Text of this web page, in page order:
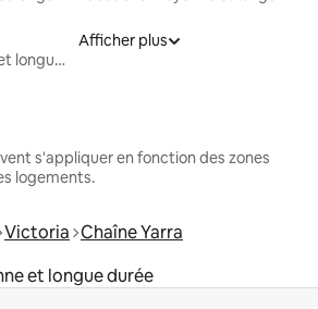
Locations moyenne et longue durée
Afficher plus
s'appliquer en fonction des zones
logements.
Victoria Chaîne Yarra
et longue durée